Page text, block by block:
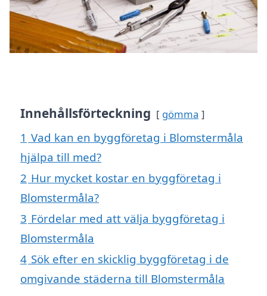
Innehållsförteckning gömma
1 Vad kan en byggföretag i Blomstermåla
hjälpa till med?
2 Hur mycket kostar en byggföretag i
Blomstermåla?
3 Fördelar med att välja byggföretag i
Blomstermåla
4 Sök efter en skicklig byggföretag i de
omgivande städerna till Blomstermåla